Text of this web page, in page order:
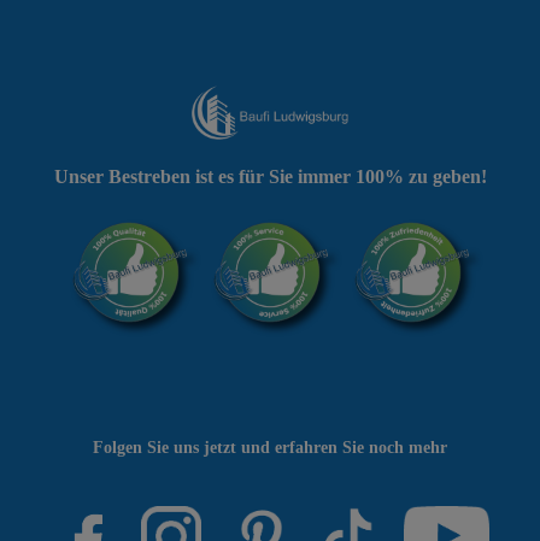
Folgen Sie uns jetzt und erfahren Sie noch mehr
Unser Bestreben ist es für Sie immer 100% zu geben!